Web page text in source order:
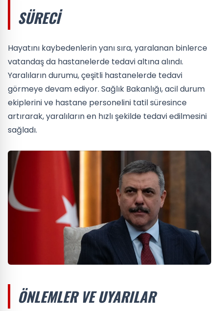
SÜRECI
Hayatını kaybedenlerin yanı sıra, yaralanan binlerce
vatandaş da hastanelerde tedavi altına alındı.
Yaralıların durumu, çeşitli hastanelerde tedavi
görmeye devam ediyor. Sağlık Bakanlığı, acil durum
ekiplerini ve hastane personelini tatil süresince
artırarak, yaralıların en hızlı şekilde tedavi edilmesini
sağladı.
ÖNLEMLER VE UYARILAR